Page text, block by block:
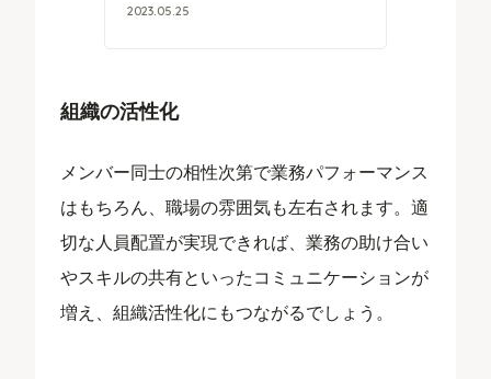
2023 05 .25
組織の活性化
メンバー同士の相性次第で業務パフォーマンス
はもちろん、職場の雰囲気も左右されます。適
切な人員配置が実現できれば、業務の助け合い
やスキルの共有といったコミュニケーションが
増え、組織活性化にもつながるでしょう。